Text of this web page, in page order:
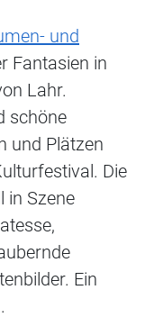
und
Fantasien in
Lahr.
schöne
und Plätzen
Die
in Szene
Ein